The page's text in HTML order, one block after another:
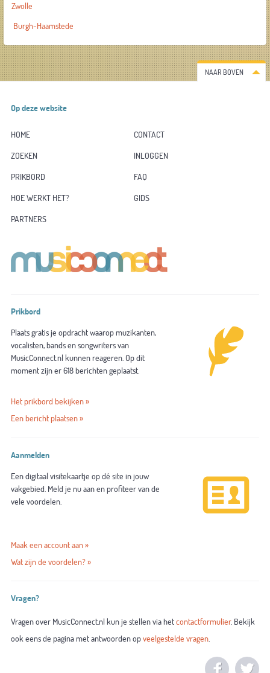
Zwolle
Burgh-Haamstede
NAAR BOVEN
Op deze website
HOME
CONTACT
ZOEKEN
INLOGGEN
PRIKBORD
FAQ
HOE WERKT HET?
GIDS
PARTNERS
Prikbord
Plaats gratis je opdracht waarop muzikanten,
vocalisten, bands en songwriters van
MusicConnect.nl kunnen reageren. Op dit
moment zijn er 618 berichten geplaatst.
Het prikbord bekijken »
Een bericht plaatsen »
Aanmelden
Een digitaal visitekaartje op dé site in jouw
vakgebied. Meld je nu aan en profiteer van de
vele voordelen.
Maak een account aan »
Wat zijn de voordelen? »
Vragen?
Vragen over MusicConnect.nl kun je stellen via hetcontactformulier. Bekijk
ook eens de pagina met antwoorden opveelgestelde vragen.